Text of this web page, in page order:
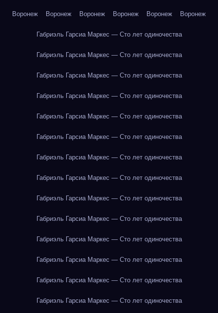
Воронеж Воронеж Воронеж Воронеж Воронеж Воронеж
Габриэль Гарсиа Маркес — Сто лет одиночества
Габриэль Гарсиа Маркес — Сто лет одиночества
Габриэль Гарсиа Маркес — Сто лет одиночества
Габриэль Гарсиа Маркес — Сто лет одиночества
Габриэль Гарсиа Маркес — Сто лет одиночества
Габриэль Гарсиа Маркес — Сто лет одиночества
Габриэль Гарсиа Маркес — Сто лет одиночества
Габриэль Гарсиа Маркес — Сто лет одиночества
Габриэль Гарсиа Маркес — Сто лет одиночества
Габриэль Гарсиа Маркес — Сто лет одиночества
Габриэль Гарсиа Маркес — Сто лет одиночества
Габриэль Гарсиа Маркес — Сто лет одиночества
Габриэль Гарсиа Маркес — Сто лет одиночества
Габриэль Гарсиа Маркес — Сто лет одиночества